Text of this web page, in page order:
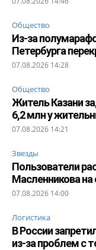
Общество
Из-за
Петербурга
07.08.2026 14:28
Общество
Житель Казани
6,2 млн у
07.08.2026 14:21
Звезды
Пользователи
Масленникова на
07.08.2026 14:00
Логистика
В России
из-за проблем с